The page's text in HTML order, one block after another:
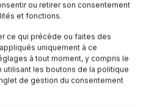
ou retirer son consentement
et fonctions.
ce qui précède ou faites des
uniquement à ce
à tout moment, y compris le
les boutons de la politique
de gestion du consentement